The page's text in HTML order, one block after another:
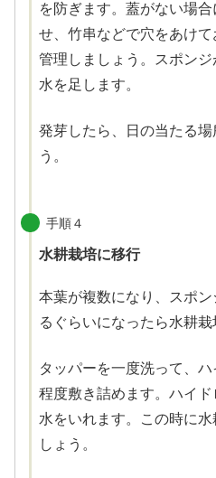
を防ぎます。蓋がない場
せ、竹串などで穴をあけ
管理しましょう。スポン
水を足します。
発芽したら、日の当たる
う。
手順４
水耕栽培に移行
本葉が複数になり、スポン
るぐらいになったら水耕栽
タッパーを一度洗って、
程度敷き詰めます。ハイ
水をいれます。この時に
しょう。